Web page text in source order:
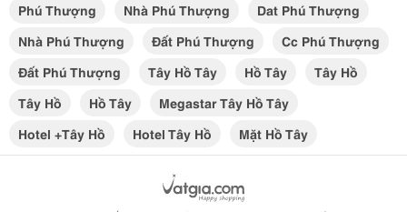
Phú Thượng
Nhà Phú Thượng
Dat Phú Thượng
Nhà Phú Thượng
Đất Phú Thượng
Cc Phú Thượng
Đất Phú Thượng
Tây Hồ Tây Hồ Tây
Tây Hồ
Tây Hồ
Hồ Tây
Megastar Tây Hồ Tây
Hotel +tây Hồ
Hotel Tây Hồ Mặt Hồ Tây